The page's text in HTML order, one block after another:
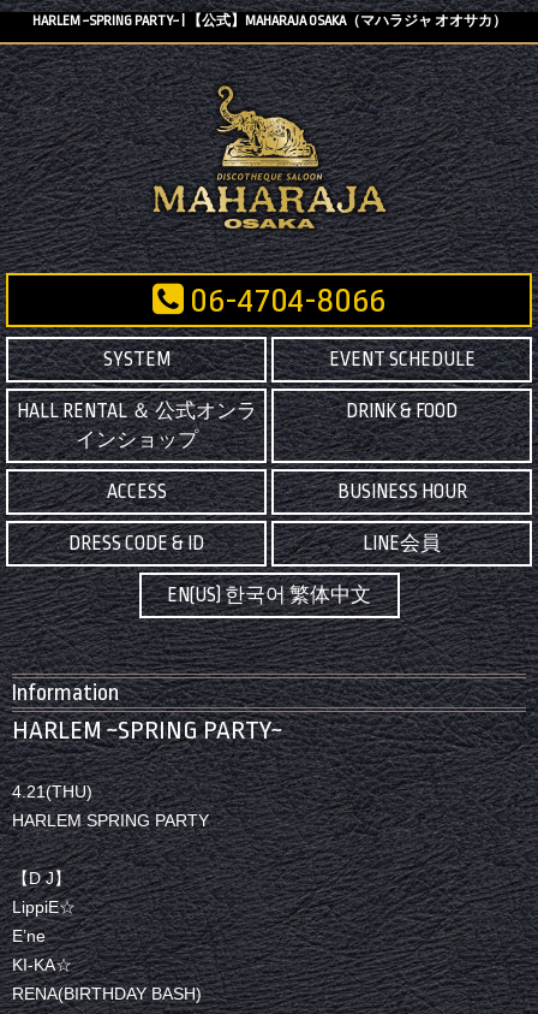
HARLEM ~SPRING PARTY~ | 【公式】MAHARAJA OSAKA（マハラジャ オオサカ）
06-4704-8066
SYSTEM EVENT SCHEDULE
HALL RENTAL ＆ 公式オンラ
インショップ
DRINK & FOOD
ACCESS BUSINESS HOUR
DRESS CODE & ID LINE会員
EN(US) 한국어 繁体中文
Information
HARLEM ~SPRING PARTY~
4.21(THU)
HARLEM SPRING PARTY
【D J】
LippiE☆
E’ne
KI-KA☆
RENA(BIRTHDAY BASH)